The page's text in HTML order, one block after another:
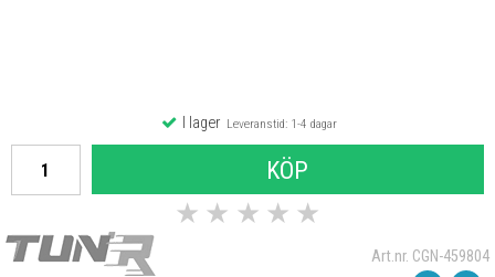
I lagerLeveranstid: 1-4 dagar
KÖP
★ ★ ★ ★ ★
Art.nr. CGN-459804